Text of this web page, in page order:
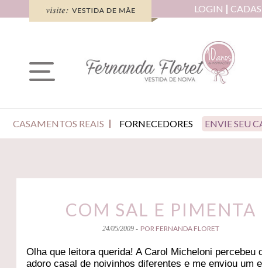
LOGIN
CASAMENTOS REAIS FORNECEDORES ENVIE SEU
COM SAL E PIMENTA
24/05/2009 - POR FERNANDA FLORET
Olha que leitora querida! A Carol Micheloni percebeu
adoro casal de noivinhos diferentes e me enviou um